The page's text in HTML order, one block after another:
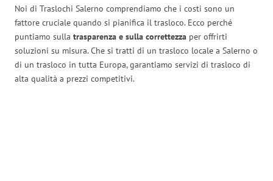
Noi di Traslochi Salerno comprendiamo che i costi sono un
fattore cruciale quando si pianifica il trasloco. Ecco perché
puntiamo sulla trasparenza e sulla correttezza per offrirti
soluzioni su misura. Che si tratti di un trasloco locale a Salerno o
di un trasloco in tutta Europa, garantiamo servizi di trasloco di
alta qualità a prezzi competitivi.